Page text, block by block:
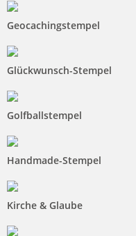
Geocachingstempel
Glückwunsch-Stempel
Golfballstempel
Handmade-Stempel
Kirche & Glaube